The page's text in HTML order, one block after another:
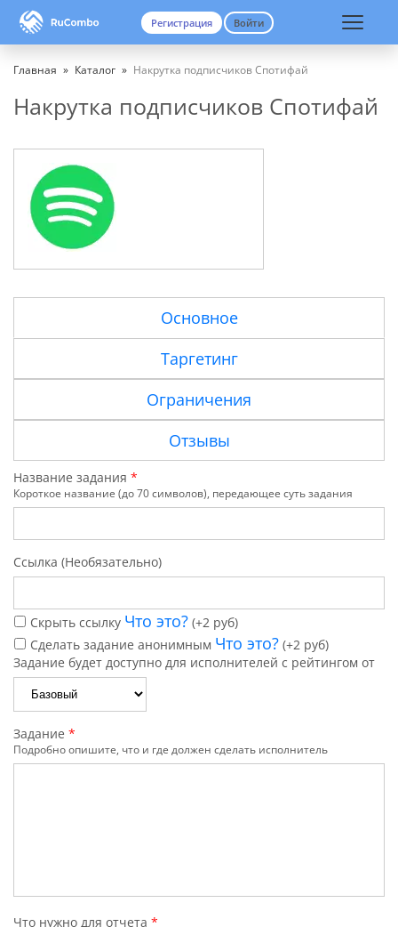
Вход Регистрация
Главная » Каталог » Накрутка подписчиков Спотифай
Регистрация Войти
Накрутка подписчиков Спотифай
Основное
Таргетинг
Ограничения
Отзывы
Название задания *
Короткое название (до 70 символов), передающее суть задания
Ссылка (Необязательно)
Скрыть ссылку Что это? (+2 руб)
Сделать задание анонимным Что это? (+2 руб)
Задание будет доступно для исполнителей с рейтингом от
Задание *
Подробно опишите, что и где должен сделать исполнитель
Что нужно для отчета *